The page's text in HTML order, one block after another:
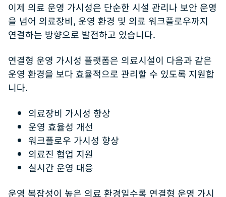
이제 의료 운영 가시성은 단순한 시설 관리나 보안 운영
을 넘어 의료장비, 운영 환경 및 의료 워크플로우까지
연결하는 방향으로 발전하고 있습니다.
연결형 운영 가시성 플랫폼은 의료시설이 다음과 같은
운영 환경을 보다 효율적으로 관리할 수 있도록 지원합
니다.
의료장비 가시성 향상
운영 효율성 개선
워크플로우 가시성 향상
의료진 협업 지원
실시간 운영 대응
운영 복잡성이 높은 의료 환경일수록 연결형 운영 가시